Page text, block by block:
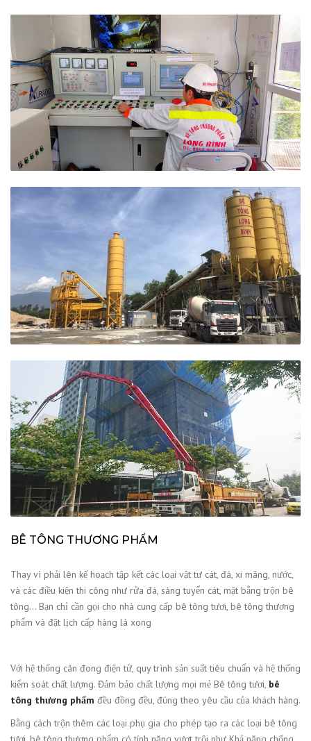
BÊ TÔNG THƯƠNG PHẨM
Thay vì phải lên kế hoạch tập kết các loại vật tư cát, đá, xi măng, nước,
và các điều kiện thi công như rửa đá, sàng tuyển cát, mặt bằng trộn bê
tông… Bạn chỉ cần gọi cho nhà cung cấp bê tông tươi, bê tông thương
phẩm và đặt lịch cấp hàng là xong
Với hệ thống cân đong điện tử, quy trình sản suất tiêu chuẩn và hệ thống
kiểm soát chất lượng. Đảm bảo chất lượng mọi mẻ Bê tông tươi, bê
tông thương phẩm đều đồng đều, đúng theo yêu cầu của khách hàng.
Bằng cách trộn thêm các loại phụ gia cho phép tạo ra các loại bê tông